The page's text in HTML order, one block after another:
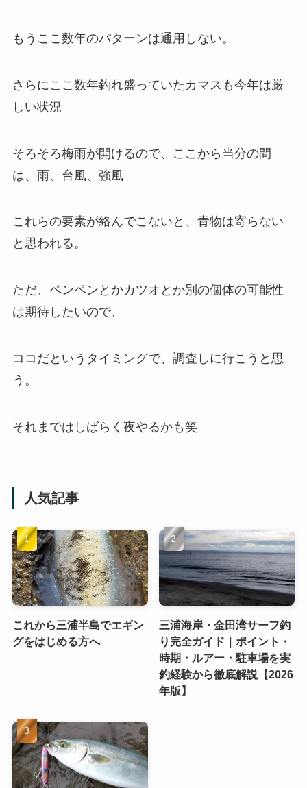
もうここ数年のパターンは通用しない。
さらにここ数年釣れ盛っていたカマスも今年は厳
しい状況
そろそろ梅雨が開けるので、ここから当分の間
は、雨、台風、強風
これらの要素が絡んでこないと、青物は寄らない
と思われる。
ただ、ペンペンとかカツオとか別の個体の可能性
は期待したいので、
ココだというタイミングで、調査しに行こうと思
う。
それまではしばらく夜やるかも笑
人気記事
これから三浦半島でエギン
グをはじめる方へ
三浦海岸・金田湾サーフ釣
り完全ガイド｜ポイント・
時期・ルアー・駐車場を実
釣経験から徹底解説【2026
年版】